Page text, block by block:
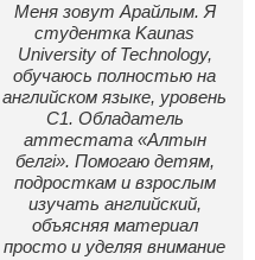
Меня зовут Арайлым. Я
студентка Kaunas
University of Technology,
обучаюсь полностью на
английском языке, уровень
C1. Обладатель
аттестата «Алтын
белгі». Помогаю детям,
подросткам и взрослым
изучать английский,
объясняя материал
просто и уделяя внимание